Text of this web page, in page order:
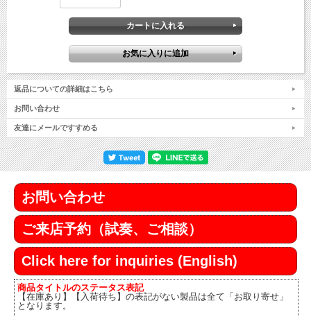
返品についての詳細はこちら
お問い合わせ
友達にメールですすめる
お問い合わせ
ご来店予約（試奏、ご相談）
Click here for inquiries (English)
商品タイトルのステータス表記
【在庫あり】【入荷待ち】の表記がない製品は全て「お取り寄せ」
となります。